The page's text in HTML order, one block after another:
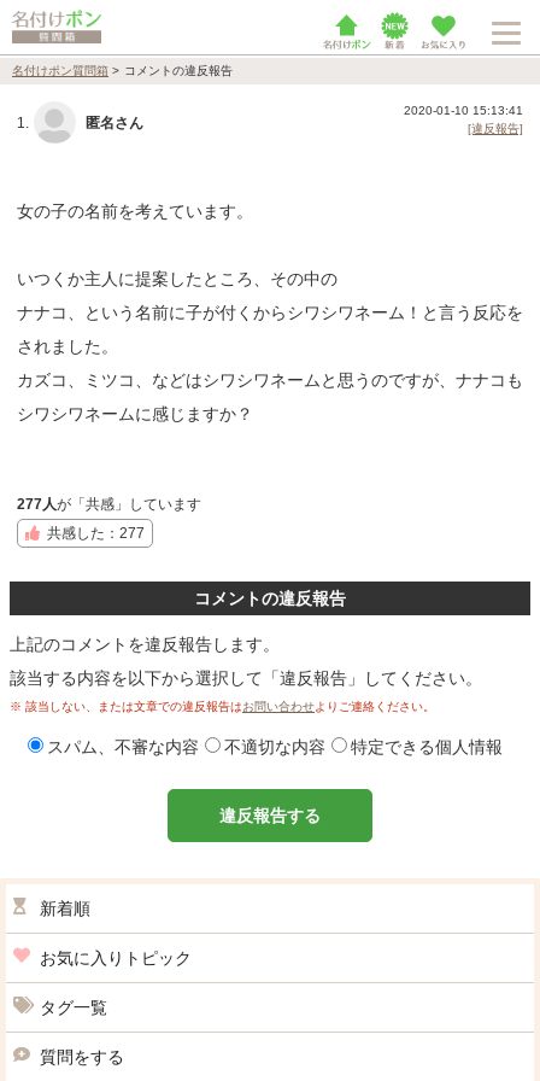
名付けポン質問箱 > コメントの違反報告
1. 匿名さん
2020-01-10 15:13:41
[違反報告]
女の子の名前を考えています。
いつくか主人に提案したところ、その中の
ナナコ、という名前に子が付くからシワシワネーム！と言う反応を
されました。
カズコ、ミツコ、などはシワシワネームと思うのですが、ナナコも
シワシワネームに感じますか？
277人が「共感」しています
共感した：277
コメントの違反報告
上記のコメントを違反報告します。
該当する内容を以下から選択して「違反報告」してください。
※ 該当しない、または文章での違反報告はお問い合わせよりご連絡ください。
スパム、不審な内容 不適切な内容 特定できる個人情報
違反報告する
新着順
お気に入りトピック
タグ一覧
質問をする